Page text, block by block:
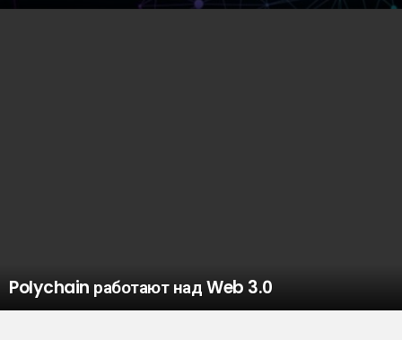
Polychain работают над Web 3.0